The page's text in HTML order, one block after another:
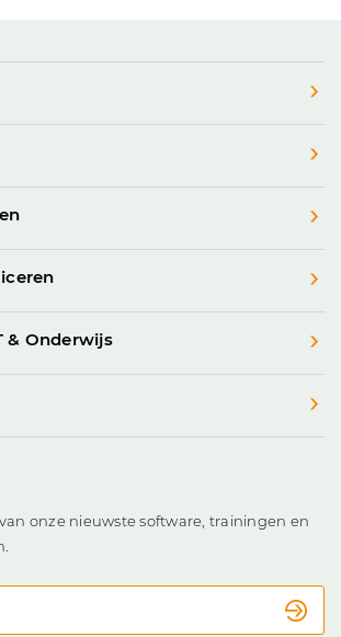
& Onderwijs
onze nieuwste software, trainingen en